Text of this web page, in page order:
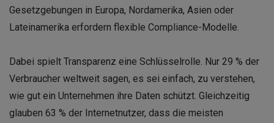
Gesetzgebungen in Europa, Nordamerika, Asien oder
Lateinamerika erfordern flexible Compliance-Modelle.
Dabei spielt Transparenz eine Schlüsselrolle. Nur 29 % der
Verbraucher weltweit sagen, es sei einfach, zu verstehen,
wie gut ein Unternehmen ihre Daten schützt. Gleichzeitig
glauben 63 % der Internetnutzer, dass die meisten